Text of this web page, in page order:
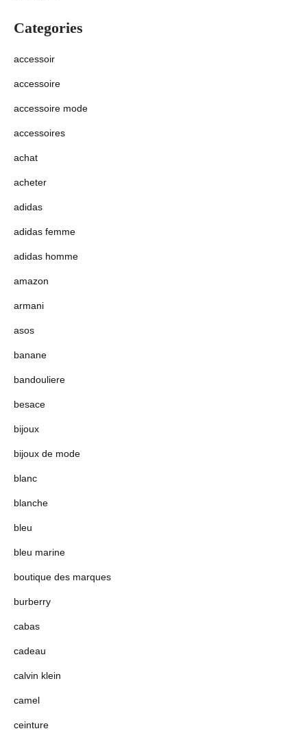
Categories
accessoir
accessoire
accessoire mode
accessoires
achat
acheter
adidas
adidas femme
adidas homme
amazon
armani
asos
banane
bandouliere
besace
bijoux
bijoux de mode
blanc
blanche
bleu
bleu marine
boutique des marques
burberry
cabas
cadeau
calvin klein
camel
ceinture